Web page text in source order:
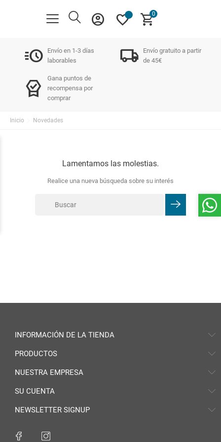
account_circle favorite shopping_cart
0
acute
Envío en 1-3 días
laborables
local_shipping
Envío gratuito a partir
de 45€
editor_choice
Gana puntos de
recompensa por
comprar
Inicio Novedades
Lamentamos las molestias.
Realice una nueva búsqueda sobre su interés
INFORMACIÓN DE LA TIENDA
PRODUCTOS
NUESTRA EMPRESA
SU CUENTA
NEWSLETTER SIGNUP